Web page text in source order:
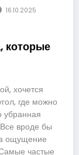
16.10.2025
которые
хочется
где можно
убранная
вроде бы
ощущение
частые